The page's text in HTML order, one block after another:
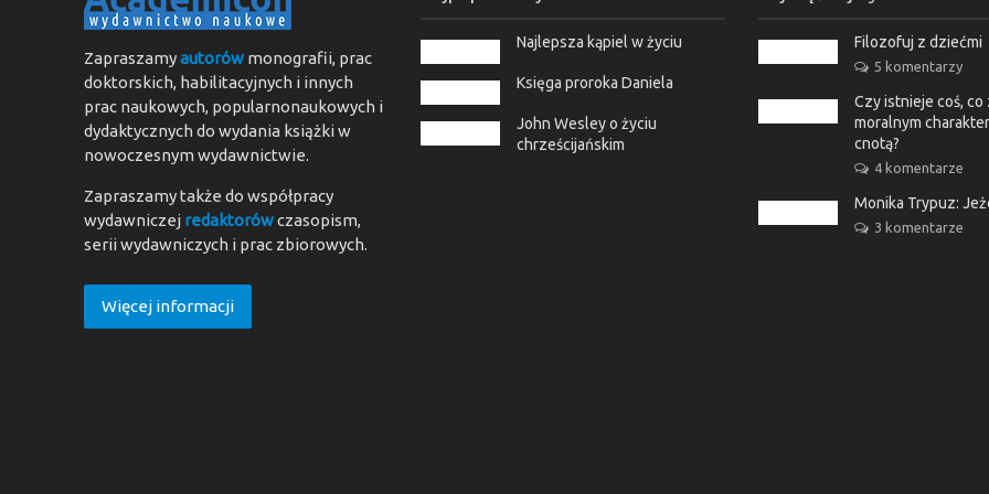
Zapraszamyautorówmonografii, prac
doktorskich, habilitacyjnych i innych
prac naukowych, popularnonaukowych i
dydaktycznych do wydania książki w
nowoczesnym wydawnictwie.
Zapraszamy także do współpracy
wydawniczej redaktorówczasopism,
serii wydawniczych i prac zbiorowych.
Więcej informacji
Najlepsza kąpiel w życiu
Księga proroka Daniela
John Wesley o życiu
chrześcijańskim
Filozofuj z dziećmi
5 komentarzy
Czy istnieje coś, co
moralnym
cnotą?
4 komentarze
Monika Trypuz:
3 komentarze